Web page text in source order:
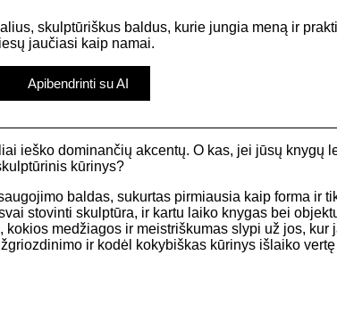
skulptūriškus baldus, kurie jungia meną ir
jaučiasi kaip namai.
Apibendrinti su AI
ieško dominančių akcentų. O kas, jei jūsų knygų
kūrinys?
baldas, sukurtas pirmiausia kaip forma ir
stovinti skulptūra, ir kartu laiko knygas bei
kokios medžiagos ir meistriškumas slypi už jos,
ir kodėl kokybiškas kūrinys išlaiko